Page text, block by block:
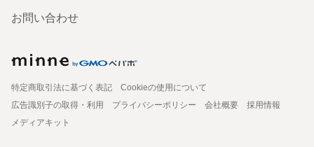
お問い合わせ
特定商取引法に基づく表記
Cookieの使用について
広告識別子の取得・利用
プライバシーポリシー 会社概要
採用情報
メディアキット